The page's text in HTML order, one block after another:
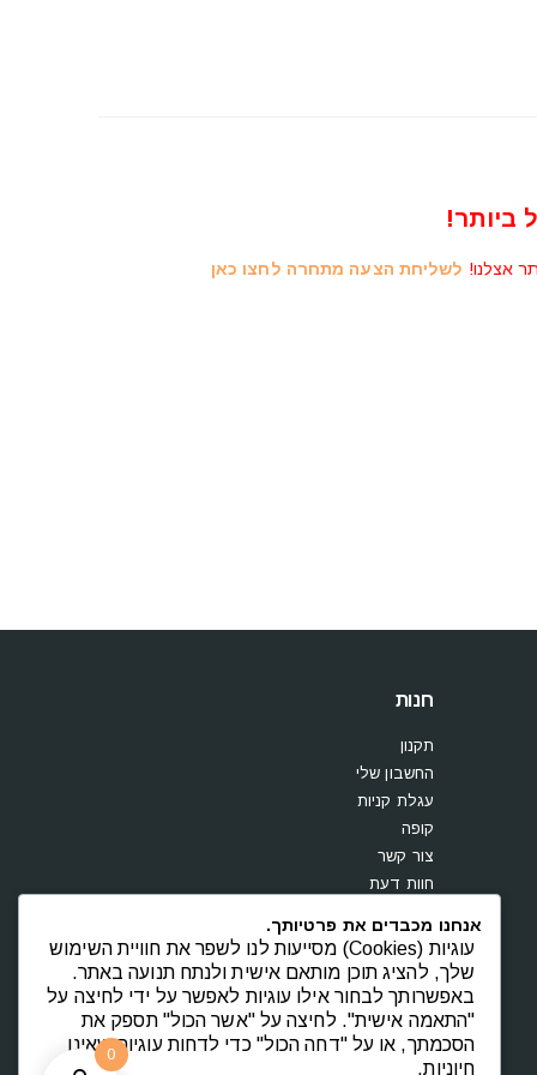
ביותר!
אצלנו! לשליחת הצעה מתחרה לחצו כאן
חנות
תקנון
החשבון שלי
עגלת קניות
קופה
צור קשר
חוות דעת
אנחנו מכבדים את פרטיותך.
עוגיות (Cookies) מסייעות לנו לשפר את חוויית השימוש
שלך, להציג תוכן מותאם אישית ולנתח תנועה באתר.
באפשרותך לבחור אילו עוגיות לאפשר על ידי לחיצה על
"התאמה אישית". לחיצה על "אשר הכול" תספק את
הסכמתך, או על "דחה הכול" כדי לדחות עוגיות שאינן
חיוניות.
0